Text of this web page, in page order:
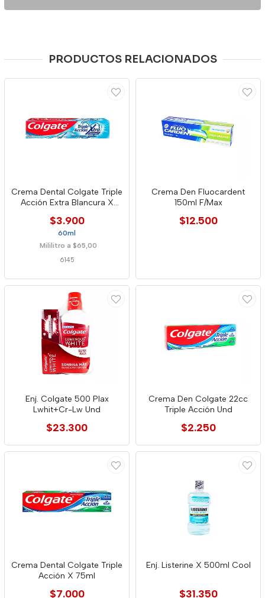
PRODUCTOS RELACIONADOS
Crema Dental Colgate Triple
Acción Extra Blancura X
$3.900
60ml
Mililitro a $65,00
6145
Crema Den Fluocardent
150ml F/Max
$12.500
Enj. Colgate 500 Plax
Lwhit+Cr-Lw Und
$23.300
Crema Den Colgate 22cc
Triple Acción Und
$2.250
Crema Dental Colgate Triple
Acción X 75ml
$7.000
Enj. Listerine X 500ml Cool
$31.350